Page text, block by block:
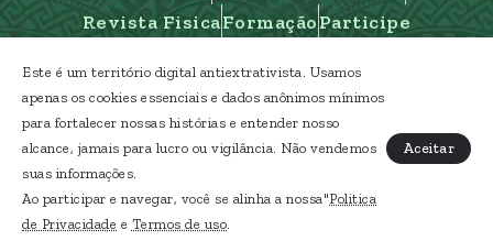
Revista FisicaFormaçãoParticipe
Caipora Etnomídia Indígena - Gestão Araucária
- RS Terra Indígena
Licença Creative Commons CC BY-ND 4.0
Este é um território digital antiextrativista. Usamos
apenas os cookies essenciais e dados anônimos mínimos
para fortalecer nossas histórias e entender nosso
alcance, jamais para lucro ou vigilância. Não vendemos
suas informações.
Ao participar e navegar, você se alinha a nossa"Politica
de Privacidade e Termos de uso.
Aceitar